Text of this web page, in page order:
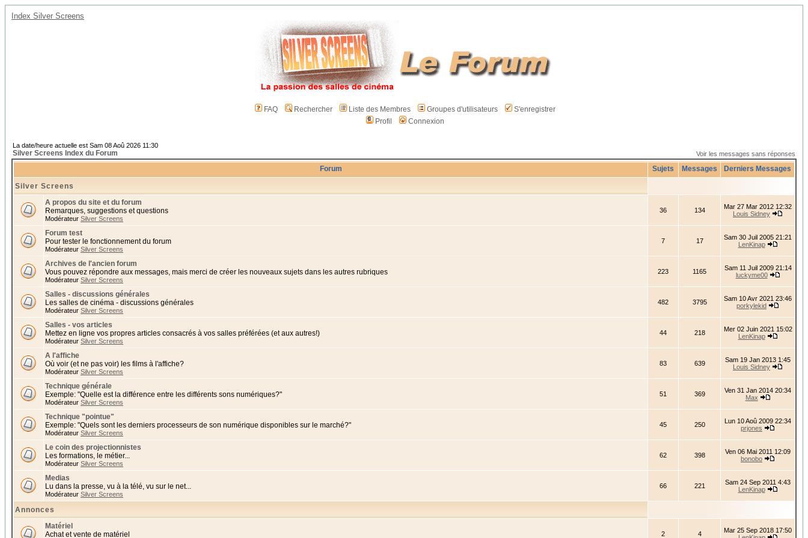
Index Silver Screens
FAQ Rechercher Liste des Membres Groupes d'utilisateurs
S'enregistrer
Profil
Connexion
La date/heure actuelle est Sam 08 Aoû 2026 11:30
Silver Screens Index du Forum Voir les messages sans réponses
Forum Sujets Messages Derniers Messages
Silver Screens
A propos du site et du forum
Remarques, suggestions et questions
Modérateur Silver Screens
36 134
Mar 27 Mar 2012 12:32
Louis Sidney
Forum test
Pour tester le fonctionnement du forum
Modérateur Silver Screens
7 17
Sam 30 Juil 2005 21:21
LenKinap
Archives de l'ancien forum
Vous pouvez répondre aux messages, mais merci de créer les nouveaux sujets dans les autres rubriques
Modérateur Silver Screens
223 1165
Sam 11 Juil 2009 21:14
luckyme00
Salles - discussions générales
Les salles de cinéma - discussions générales
Modérateur Silver Screens
482 3795
Sam 10 Avr 2021 23:46
porkylekid
Salles - vos articles
Mettez en ligne vos propres articles consacrés à vos salles préférées (et aux autres!)
Modérateur Silver Screens
44 218
Mer 02 Juin 2021 15:02
LenKinap
A l'affiche
Où voir (et ne pas voir) les films à l'affiche?
Modérateur Silver Screens
83 639
Sam 19 Jan 2013 1:45
Louis Sidney
Technique générale
Exemple: "Quelle est la différence entre les différents sons numériques?"
Modérateur Silver Screens
51 369
Ven 31 Jan 2014 20:34
Max
Technique "pointue"
Exemple: "Quels sont les derniers processeurs de son numérique disponibles sur le marché?"
Modérateur Silver Screens
45 250
Lun 10 Aoû 2009 22:34
prjones
Le coin des projectionnistes
Les formations, le métier...
Modérateur Silver Screens
62 398
Ven 06 Mai 2011 12:09
bonobo
Medias
Lu dans la presse, vu à la télé, vu sur le net...
Modérateur Silver Screens
66 221
Sam 24 Sep 2011 4:43
LenKinap
Annonces
Matériel
Achat et vente de matériel
2 4
Mar 25 Sep 2018 17:50